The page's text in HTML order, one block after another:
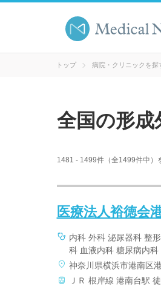
トップ 病院・クリニックを探
全国の形成
1481 - 1499件（全1499件中）
医療法人裕徳会
内科 外科 泌尿器科 整
科 血液内科 糖尿病内科
神奈川県横浜市港南区
ＪＲ 根岸線 港南台駅